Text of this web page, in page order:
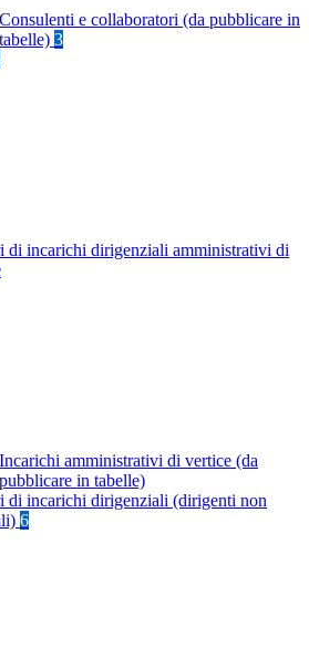
Consulenti e collaboratori (da pubblicare in
tabelle) 3
di incarichi dirigenziali amministrativi di
Incarichi amministrativi di vertice (da
pubblicare in tabelle)
di incarichi dirigenziali (dirigenti non
6